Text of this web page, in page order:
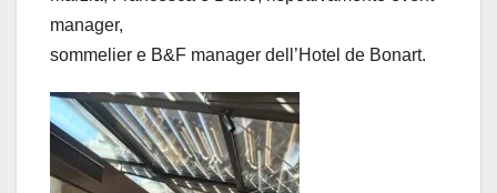
manager,
sommelier e B&F manager dell’Hotel de Bonart.